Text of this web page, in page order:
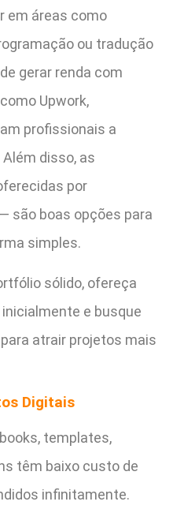
em áreas como
ou tradução
gerar renda com
Upwork,
profissionais a
disso, as
por
são boas opções para
simples.
sólido, ofereça
e busque
atrair projetos mais
Digitais
templates,
têm baixo custo de
infinitamente.